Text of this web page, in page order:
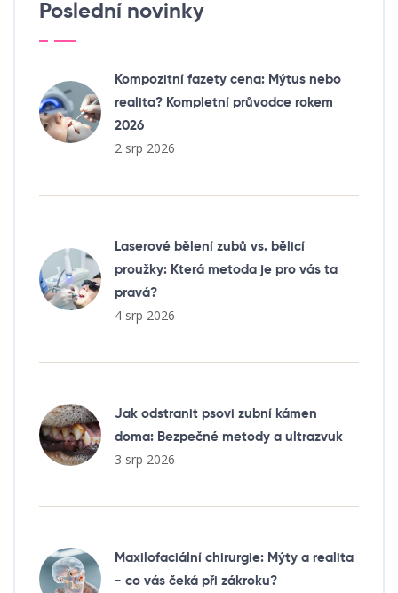
Poslední novinky
Kompozitní fazety cena: Mýtus nebo
realita? Kompletní průvodce rokem
2026
2 srp 2026
Laserové bělení zubů vs. bělicí
proužky: Která metoda je pro vás ta
pravá?
4 srp 2026
Jak odstranit psovi zubní kámen
doma: Bezpečné metody a ultrazvuk
3 srp 2026
Maxilofaciální chirurgie: Mýty a realita
- co vás čeká při zákroku?